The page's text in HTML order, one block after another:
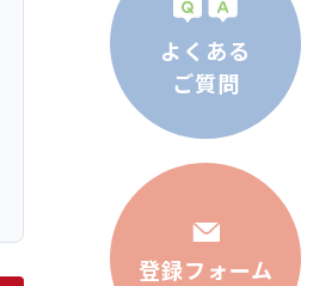
よくある
ご質問
登録フォーム